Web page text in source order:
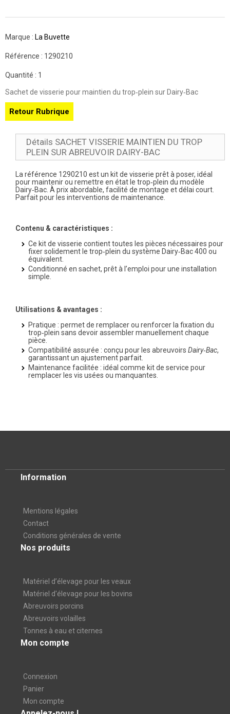
Marque : La Buvette
Référence : 1290210
Quantité : 1
Sachet de visserie pour maintien du trop‑plein sur Dairy‑Bac
Retour Rubrique
Détails SACHET VISSERIE MAINTIEN DU TROP
PLEIN SUR ABREUVOIR DAIRY-BAC
La référence 1290210 est un kit de visserie prêt à poser, idéal
pour maintenir ou remettre en état le trop‑plein du modèle
Dairy‑Bac . À prix abordable, facilité de montage et délai court.
Parfait pour les interventions de maintenance.
Contenu & caractéristiques :
Ce kit de visserie contient toutes les pièces nécessaires pour
fixer solidement le trop‑plein du système Dairy‑Bac 400 ou
équivalent.
Conditionné en sachet, prêt à l’emploi pour une installation
simple.
Utilisations & avantages :
Pratique : permet de remplacer ou renforcer la fixation du
trop‑plein sans devoir assembler manuellement chaque
pièce.
Compatibilité assurée : conçu pour les abreuvoirs Dairy‑Bac,
garantissant un ajustement parfait.
Maintenance facilitée : idéal comme kit de service pour
remplacer les vis usées ou manquantes.
Information
Mentions légales
Contact
Conditions générales de vente
Nos produits
Matériel d’élevage pour les veaux
Matériel d'élevage pour les bovins
Abreuvoirs porcins
Abreuvoirs volailles
Tonnes à eau et citernes
Mon compte
Connexion
Panier
Mon compte